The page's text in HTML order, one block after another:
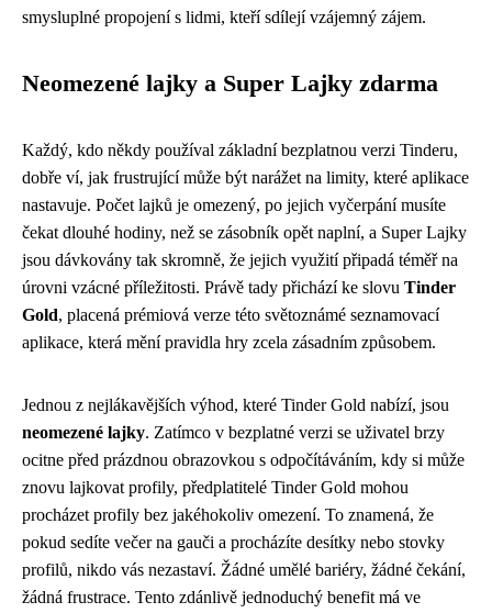
smysluplné propojení s lidmi, kteří sdílejí vzájemný zájem.
Neomezené lajky a Super Lajky zdarma
Každý, kdo někdy používal základní bezplatnou verzi Tinderu,
dobře ví, jak frustrující může být narážet na limity, které aplikace
nastavuje. Počet lajků je omezený, po jejich vyčerpání musíte
čekat dlouhé hodiny, než se zásobník opět naplní, a Super Lajky
jsou dávkovány tak skromně, že jejich využití připadá téměř na
úrovni vzácné příležitosti. Právě tady přichází ke slovu Tinder
Gold, placená prémiová verze této světoznámé seznamovací
aplikace, která mění pravidla hry zcela zásadním způsobem.
Jednou z nejlákavějších výhod, které Tinder Gold nabízí, jsou
neomezené lajky. Zatímco v bezplatné verzi se uživatel brzy
ocitne před prázdnou obrazovkou s odpočítáváním, kdy si může
znovu lajkovat profily, předplatitelé Tinder Gold mohou
procházet profily bez jakéhokoliv omezení. To znamená, že
pokud sedíte večer na gauči a procházíte desítky nebo stovky
profilů, nikdo vás nezastaví. Žádné umělé bariéry, žádné čekání,
žádná frustrace. Tento zdánlivě jednoduchý benefit má ve